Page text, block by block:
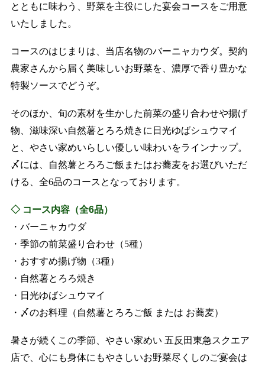
とともに味わう、野菜を主役にした宴会コースをご用意
いたしました。
コースのはじまりは、当店名物のバーニャカウダ。契約
農家さんから届く美味しいお野菜を、濃厚で香り豊かな
特製ソースでどうぞ。
そのほか、旬の素材を生かした前菜の盛り合わせや揚げ
物、滋味深い自然薯とろろ焼きに日光ゆばシュウマイ
と、やさい家めいらしい優しい味わいをラインナップ。
〆には、自然薯とろろご飯またはお蕎麦をお選びいただ
ける、全6品のコースとなっております。
◇ コース内容（全6品）
・バーニャカウダ
・季節の前菜盛り合わせ（5種）
・おすすめ揚げ物（3種）
・自然薯とろろ焼き
・日光ゆばシュウマイ
・〆のお料理（自然薯とろろご飯 または お蕎麦）
暑さが続くこの季節、やさい家めい 五反田東急スクエア
店で、心にも身体にもやさしいお野菜尽くしのご宴会は